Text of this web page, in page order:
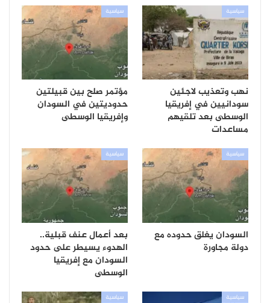
سياسية
نهب وتعذيب لاجئين
سودانيين في إفريقيا
الوسطى بعد تلقيهم
مساعدات
سياسية
مؤتمر صلح بين قبيلتين
حدوديتين في السودان
وإفريقيا الوسطى
سياسية
السودان يغلق حدوده مع
دولة مجاورة
سياسية
بعد أعمال عنف قبلية..
الهدوء يسيطر على حدود
السودان مع إفريقيا
الوسطى
سياسية سياسية